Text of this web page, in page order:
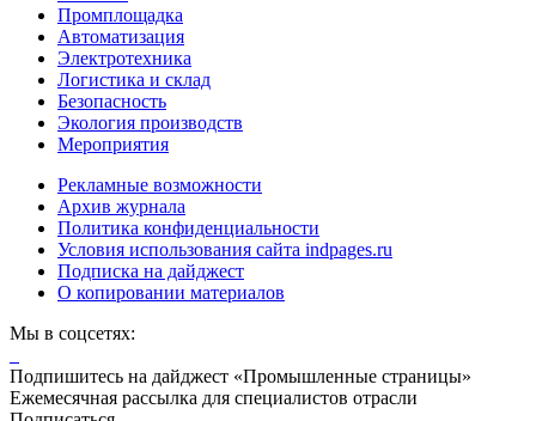
Промплощадка
Автоматизация
Электротехника
Логистика и склад
Безопасность
Экология производств
Мероприятия
Рекламные возможности
Архив журнала
Политика конфиденциальности
Условия использования сайта indpages.ru
Подписка на дайджест
О копировании материалов
Мы в соцсетях:
Подпишитесь на дайджест «Промышленные страницы»
Ежемесячная рассылка для специалистов отрасли